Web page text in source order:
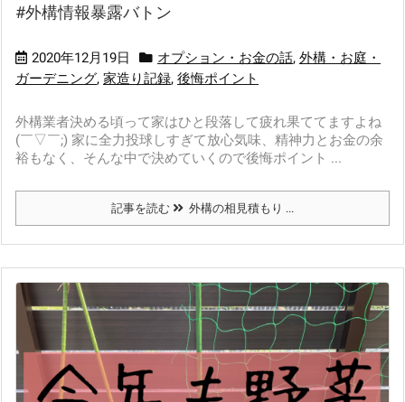
#外構情報暴露バトン
2020年12月19日 オプション・お金の話, 外構・お庭・
ガーデニング, 家造り記録, 後悔ポイント
外構業者決める頃って家はひと段落して疲れ果ててますよね
(￣▽￣;) 家に全力投球しすぎて放心気味、精神力とお金の余
裕もなく、そんな中で決めていくので後悔ポイント ...
記事を読む 外構の相見積もり ...